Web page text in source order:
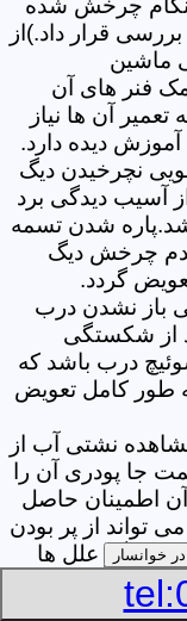
چرخش شده
قرار داد.)از
ماشین
فنر های آن
آن ها نیاز
دیده دارد.
نچرخیدن دیگ
آسیب دیدگی برد
شدن تسمه
عدم چرخش دیگ
گردد.
باز نشدن درب
از شکستگی
درب باشد که
طور کامل تعویض
نشتی آب از
جا پودری آن را
آن اطمینان حاصل
تواند از پر بودن
دیگر علل ها
ماشین شلنگ
دیگ ماشین
خوانسار